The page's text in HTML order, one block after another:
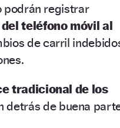
podrán registrar
teléfono móvil al
de carril
tradicional de los
detrás de buena